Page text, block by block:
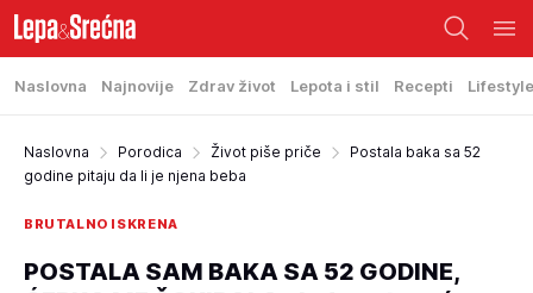
Naslovna Najnovije Zdrav život Lepota i stil Recepti Lifestyle
Naslovna Porodica Život piše priče
Postala baka sa 52
godine pitaju da li je njena beba
BRUTALNO ISKRENA
POSTALA SAM BAKA SA 52 GODINE,